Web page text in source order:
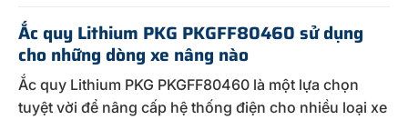
Ắc quy Lithium PKG PKGFF80460 sử dụng
cho những dòng xe nâng nào
Ắc quy Lithium PKG PKGFF80460 là một lựa chọn
tuyệt vời để nâng cấp hệ thống điện cho nhiều loại xe